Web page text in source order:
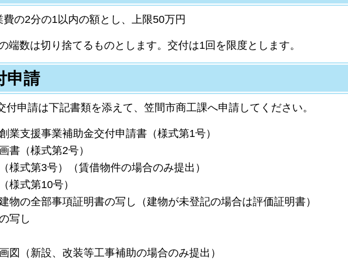
の2分の1以内の額とし、上限50万円
端数は切り捨てるものとします。交付は1回を限度とします。
申請
申請は下記書類を添えて、笠間市商工課へ申請してください。
業支援事業補助金交付申請書（様式第1号）
書（様式第2号）
様式第3号）（賃借物件の場合のみ提出）
様式第10号）
物の全部事項証明書の写し（建物が未登記の場合は評価証明書）
写し
図（新設、改装等工事補助の場合のみ提出）